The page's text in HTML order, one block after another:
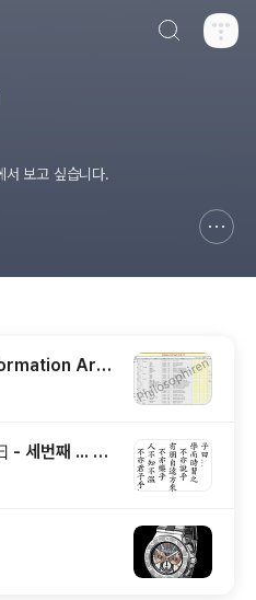
서 보고 싶습니다.
Arch
- 세번째 ... 이